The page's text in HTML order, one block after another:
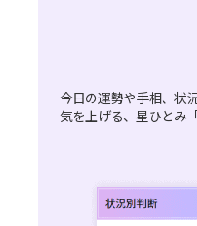
今日の運勢や手相、状
気を上げる、星ひとみ